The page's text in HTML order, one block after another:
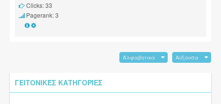
Clicks: 33
Pagerank: 3
Αλφαβητικά Αύξουσα
ΓΕΙΤΟΝΙΚΈΣ ΚΑΤΗΓΟΡΊΕΣ